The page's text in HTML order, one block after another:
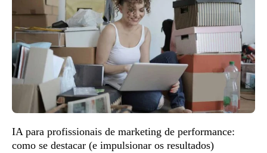
IA para profissionais de marketing de performance:
como se destacar (e impulsionar os resultados)